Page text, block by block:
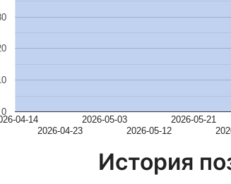
04-14
2026-04-23
2026-05-03
2026-05-12
2026-05-21
0
История